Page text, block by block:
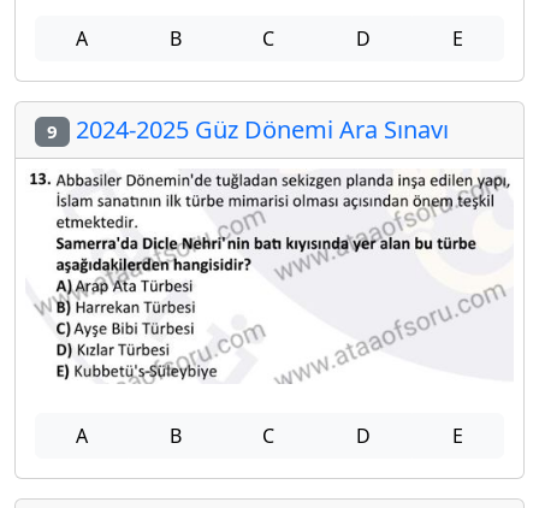
A B C D E
9 2024-2025 Güz Dönemi Ara Sınavı
A B C D E